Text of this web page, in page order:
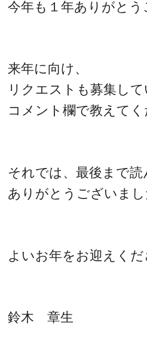
今年も１年ありがとう
来年に向け、
リクエストも募集して
コメント欄で教えてく
それでは、最後まで読
ありがとうございまし
よいお年をお迎えくだ
鈴木 章生